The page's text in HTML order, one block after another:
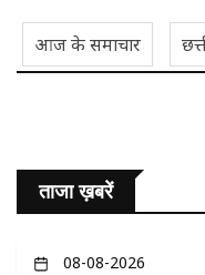
आज के समाचार
ताजा ख़बरें
08-08-2026